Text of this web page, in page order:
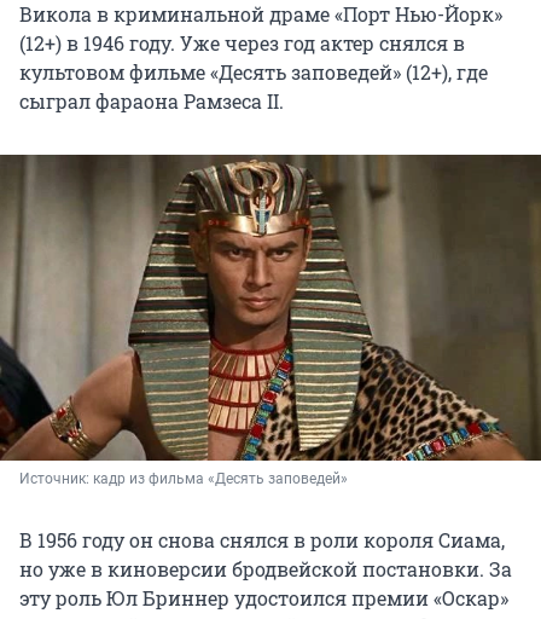
Викола в криминальной драме «Порт Нью-Йорк»
(12+) в 1946 году. Уже через год актер снялся в
культовом фильме «Десять заповедей» (12+), где
сыграл фараона Рамзеса II.
Источник: кадр из фильма «Десять заповедей»
В 1956 году он снова снялся в роли короля Сиама,
но уже в киноверсии бродвейской постановки. За
эту роль Юл Бриннер удостоился премии «Оскар»